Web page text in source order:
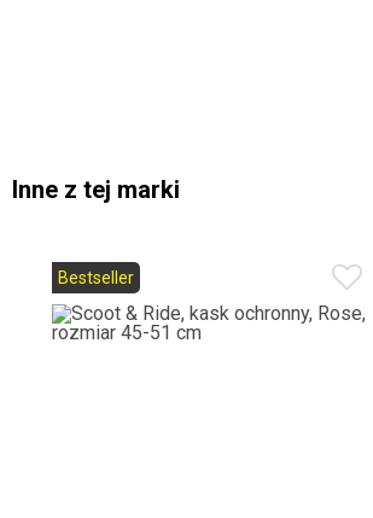
Inne z tej marki
Bestseller